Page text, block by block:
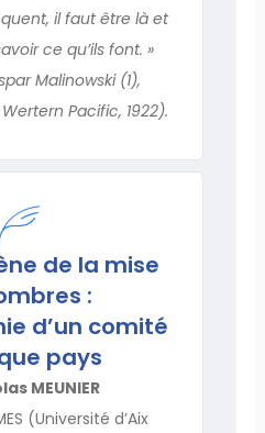
il faut être là et
ce qu’ils font. »
Malinowski (1),
Pacific, 1922).
de la mise
:
d’un comité
pays
MEUNIER
(Université d’Aix